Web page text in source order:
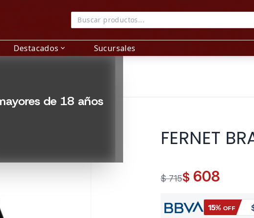
Destacados expand_more Sucursales
de 18 años
FERNET
$ 715$ 608
15% OFF